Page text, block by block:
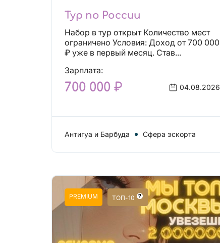
Тур по России
Набор в тур открыт Количество мест
ограничено Условия: Доход от 700 000
₽ уже в первый месяц. Став...
Зарплата:
700 000 ₽ 04.08.2026
Антигуа и Барбуда Сфера эскорта
PREMIUM ТОП-10